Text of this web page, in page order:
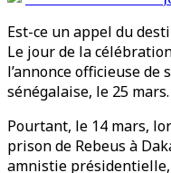
Est-ce un appel du
Le jour de la
l’annonce officieuse de
sénégalaise, le 25 mars.
Pourtant, le 14 mars,
prison de Rebeus à
amnistie présidentielle,